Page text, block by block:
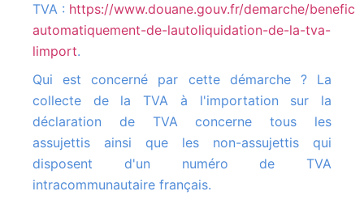
TVA : https://www.douane.gouv.fr/demarche/
automatiquement-de-lautoliquidation-de-la-tva-
limport.
Qui est concerné par cette démarche ? La
collecte de la TVA à l'importation sur la
déclaration de TVA concerne tous les
assujettis ainsi que les non-assujettis qui
disposent d'un numéro de TVA
intracommunautaire français.